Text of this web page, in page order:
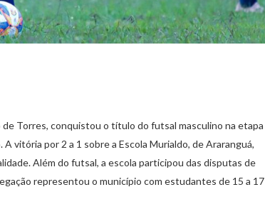
Torres, conquistou o título do futsal masculino na etapa
vitória por 2 a 1 sobre a Escola Murialdo, de Araranguá,
Além do futsal, a escola participou das disputas de
representou o município com estudantes de 15 a 17